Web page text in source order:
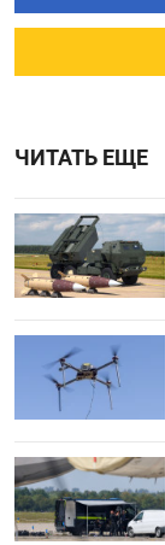
ЧИТАТЬ ЕЩЕ